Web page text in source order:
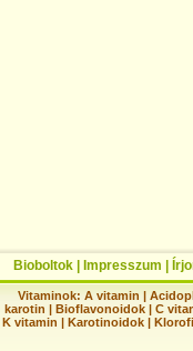
Bioboltok Impresszum
Vitaminok: A vitamin |
karotin | Bioflavonoidok | C
K vitamin | Karotinoidok |